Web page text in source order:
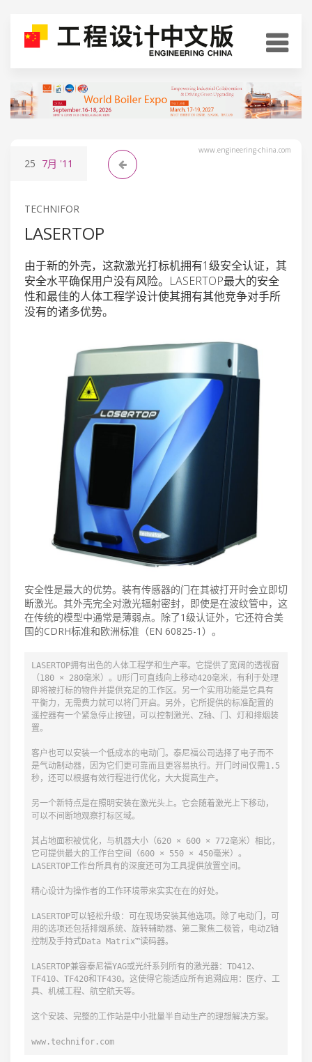
www.engineering-china.com
25 7月 '11
TECHNIFOR
LASERTOP
由于新的外壳，这款激光打标机拥有1级安全认证，其
安全水平确保用户没有风险。LASERTOP最大的安全
性和最佳的人体工程学设计使其拥有其他竞争对手所
没有的诸多优势。
安全性是最大的优势。装有传感器的门在其被打开时会立即切
断激光。其外壳完全对激光辐射密封，即使是在波纹管中，这
在传统的模型中通常是薄弱点。除了1级认证外，它还符合美
国的CDRH标准和欧洲标准（EN 60825-1）。
LASERTOP拥有出色的人体工程学和生产率。它提供了宽阔的透视窗
（180 × 280毫米）。U形门可直线向上移动420毫米，有利于处理
即将被打标的物件并提供充足的工作区。另一个实用功能是它具有
平衡力，无需费力就可以将门开启。另外，它所提供的标准配置的
遥控器有一个紧急停止按钮，可以控制激光、Z轴、门、灯和排烟装
置。
客户也可以安装一个低成本的电动门。泰尼福公司选择了电子而不
是气动制动器，因为它们更可靠而且更容易执行。开门时间仅需1.5
秒，还可以根据有效行程进行优化，大大提高生产。
另一个新特点是在照明安装在激光头上。它会随着激光上下移动，
可以不间断地观察打标区域。
其占地面积被优化，与机器大小（620 × 600 × 772毫米）相比，
它可提供最大的工作台空间（600 × 550 × 450毫米）。
LASERTOP工作台所具有的深度还可为工具提供放置空间。
精心设计为操作者的工作环境带来实实在在的好处。
LASERTOP可以轻松升级：可在现场安装其他选项。除了电动门，可
用的选项还包括排烟系统、旋转辅助器、第二聚焦二极管，电动Z轴
控制及手持式Data Matrix™读码器。
LASERTOP兼容泰尼福YAG或光纤系列所有的激光器：TD412、
TF410、TF420和TF430。这使得它能适应所有追溯应用：医疗、工
具、机械工程、航空航天等。
这个安装、完整的工作站是中小批量半自动生产的理想解决方案。
www.technifor.com